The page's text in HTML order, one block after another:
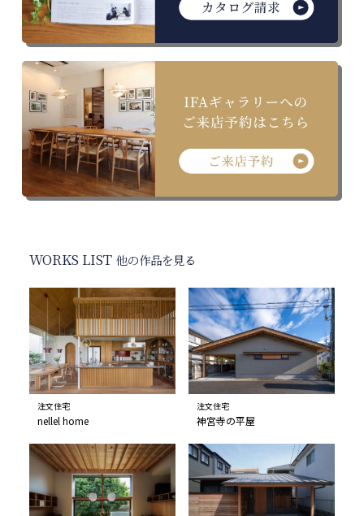
WORKS LIST 他の作品を見る
注文住宅
nellel home
注文住宅
神宮寺の平屋